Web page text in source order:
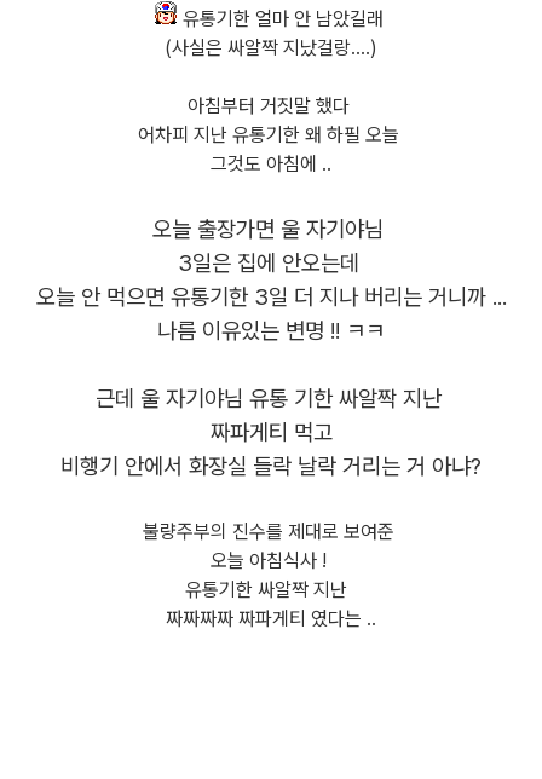
유통기한 얼마 안 남았길래
(사실은 싸알짝 지났걸랑....)
아침부터 거짓말 했다
어차피 지난 유통기한 왜 하필 오늘
그것도 아침에 ..
오늘 출장가면 울 자기야님
3일은 집에 안오는데
오늘 안 먹으면 유통기한 3일 더 지나 버리는 거니까 ...
나름 이유있는 변명 !! ㅋㅋ
근데 울 자기야님 유통 기한 싸알짝 지난
짜파게티 먹고
비행기 안에서 화장실 들락 날락 거리는 거 아냐?
불량주부의 진수를 제대로 보여준
오늘 아침식사 !
유통기한 싸알짝 지난
짜짜짜짜 짜파게티 였다는 ..